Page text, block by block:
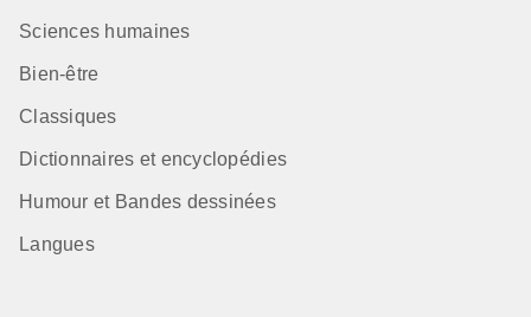
Sciences humaines
Bien-être
Classiques
Dictionnaires et encyclopédies
Humour et Bandes dessinées
Langues